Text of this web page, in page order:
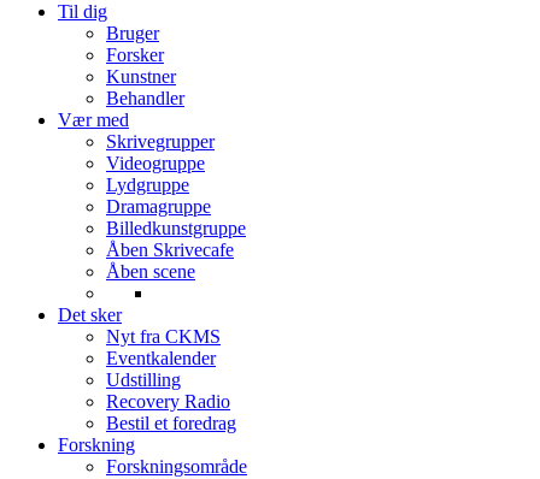
Til dig
Bruger
Forsker
Kunstner
Behandler
Vær med
Skrivegrupper
Videogruppe
Lydgruppe
Dramagruppe
Billedkunstgruppe
Åben Skrivecafe
Åben scene
Det sker
Nyt fra CKMS
Eventkalender
Udstilling
Recovery Radio
Bestil et foredrag
Forskning
Forskningsområde